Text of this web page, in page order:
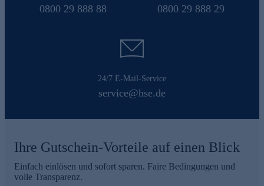
0800 29 888 88 0800 29 888 29
24/7 E-Mail-Service
service@hse.de
Ihre Gutschein-Vorteile auf einen Blick
Einfach einlösen und sofort sparen. Faire Bedingungen und
volle Transparenz.